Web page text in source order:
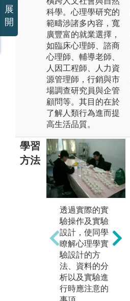
科學。心理學研究的
範疇涉諸多內容，寬
廣豐富的就業選擇，
如臨床心理師、諮商
心理師、輔導老師、
人因工程師、人力資
源管理師，行銷與市
場調查研究員與企管
顧問等。其目的在於
了解人類行為進而提
高生活品質。
學習
方法
透過實際的實
驗操作及實驗
設計，使同學
瞭解心理學實
驗設計的方
法、資料的分
析以及實驗進
行時應注意的
展
開